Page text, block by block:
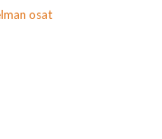
osat